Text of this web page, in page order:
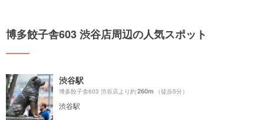
博多餃子舎603 渋谷店周辺の人気スポット
渋谷駅
博多餃子舎603 渋谷店より約260m （徒歩5分）
渋谷駅